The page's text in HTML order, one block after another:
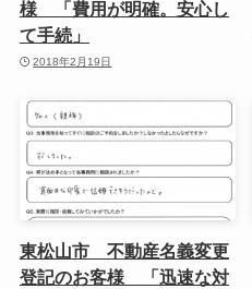
様 「費用が明確。安心し
て手続」
2018年2月19日
東松山市 不動産名義変更
登記のお客様 「迅速な対